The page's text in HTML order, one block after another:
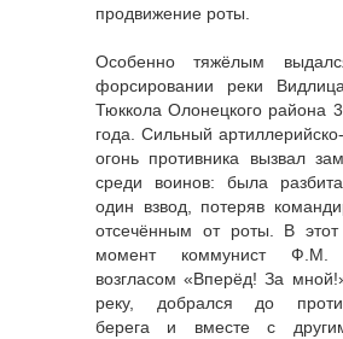
продвижение роты.
Особенно тяжёлым
форсировании реки
Тюккола Олонецкого района
года. Сильный
огонь противника вызвал
среди воинов: была
один взвод, потеряв
отсечённым от роты. В этот
момент коммунист
возгласом «Вперёд! За
реку, добрался до
берега и вместе с